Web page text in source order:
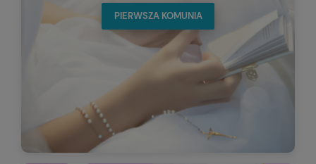
PIERWSZA KOMUNIA